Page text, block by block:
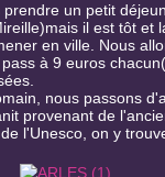
un petit
il est tôt et
en ville. Nous
à 9 euros
nous passons
provenant de
l'Unesco, on y